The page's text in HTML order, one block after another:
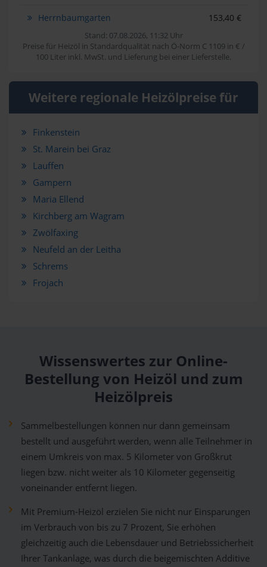
Herrnbaumgarten 153,40 €
Stand: 07.08.2026, 11:32 Uhr
Preise für Heizöl in Standardqualität nach Ö-Norm C 1109 in € /
100 Liter inkl. MwSt. und Lieferung bei einer Lieferstelle.
Weitere regionale Heizölpreise für
Finkenstein
St. Marein bei Graz
Lauffen
Gampern
Maria Ellend
Kirchberg am Wagram
Zwölfaxing
Neufeld an der Leitha
Schrems
Frojach
Wissenswertes zur Online-
Bestellung von Heizöl und zum
Heizölpreis
Sammelbestellungen können nur dann gemeinsam
bestellt und ausgeführt werden, wenn alle Teilnehmer in
einem Umkreis von max. 5 Kilometer von Großkrut
liegen bzw. nicht weiter als 10 Kilometer gegenseitig
voneinander entfernt liegen.
Mit Premium-Heizöl erzielen Sie nicht nur Einsparungen
im Verbrauch von bis zu 7 Prozent, Sie erhöhen
gleichzeitig auch die Lebensdauer und Betriebssicherheit
Ihrer Tankanlage, was durch die beigemischten Additive